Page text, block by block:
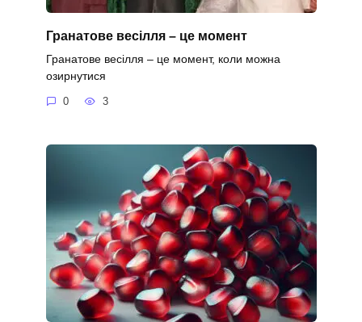
Гранатове весілля – це момент
Гранатове весілля – це момент, коли можна
озирнутися
0 3